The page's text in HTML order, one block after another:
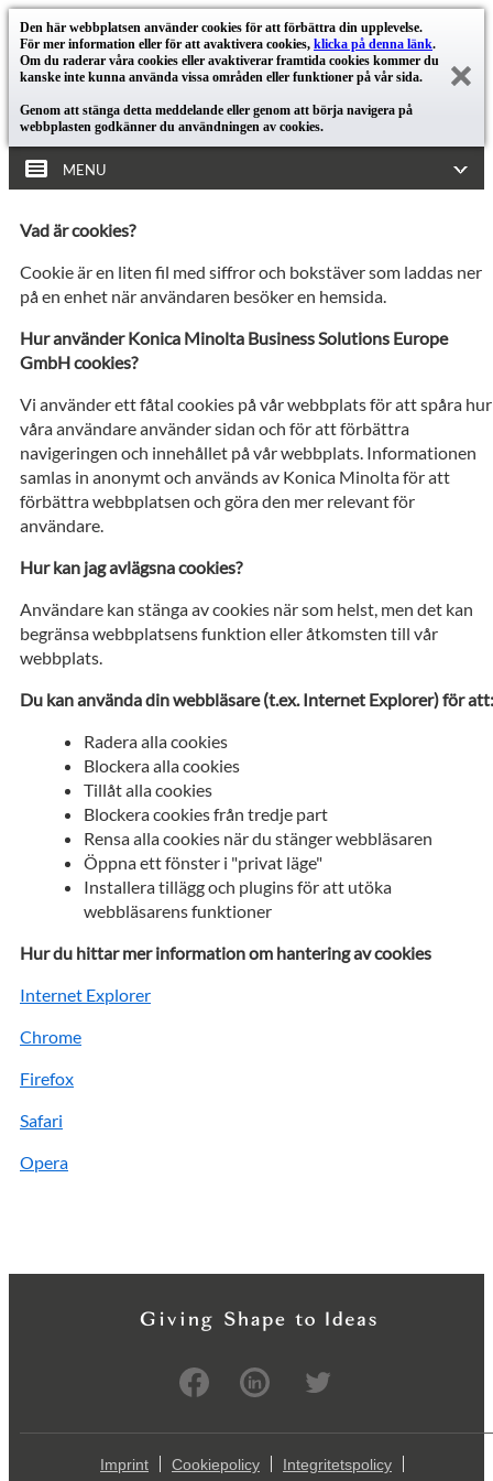
Den här webbplatsen använder cookies för att förbättra din upplevelse.
För mer information eller för att avaktivera cookies, klicka på denna länk.
Om du raderar våra cookies eller avaktiverar framtida cookies kommer du
kanske inte kunna använda vissa områden eller funktioner på vår sida.
Genom att stänga detta meddelande eller genom att börja navigera på
webbplasten godkänner du användningen av cookies.
MENU
Vad är cookies?
Cookie är en liten fil med siffror och bokstäver som laddas ner
på en enhet när användaren besöker en hemsida.
Hur använder Konica Minolta Business Solutions Europe
GmbH cookies?
Vi använder ett fåtal cookies på vår webbplats för att spåra hur
våra användare använder sidan och för att förbättra
navigeringen och innehållet på vår webbplats. Informationen
samlas in anonymt och används av Konica Minolta för att
förbättra webbplatsen och göra den mer relevant för
användare.
Hur kan jag avlägsna cookies?
Användare kan stänga av cookies när som helst, men det kan
begränsa webbplatsens funktion eller åtkomsten till vår
webbplats.
Du kan använda din webbläsare (t.ex. Internet Explorer) för att:
Radera alla cookies
Blockera alla cookies
Tillåt alla cookies
Blockera cookies från tredje part
Rensa alla cookies när du stänger webbläsaren
Öppna ett fönster i "privat läge"
Installera tillägg och plugins för att utöka
webbläsarens funktioner
Hur du hittar mer information om hantering av cookies
Internet Explorer
Chrome
Firefox
Safari
Opera
Imprint Cookiepolicy Integritetspolicy